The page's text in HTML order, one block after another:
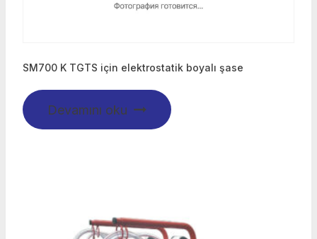
SM700 K TGTS için elektrostatik boyalı şase
Devamını oku